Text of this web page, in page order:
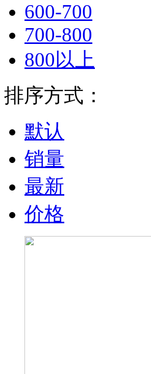
600-700
700-800
800以上
排序方式：
默认
销量
最新
价格